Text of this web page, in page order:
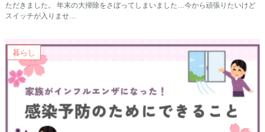
ただきました。 年末の大掃除をさぼってしまいました…今から頑張りたいけど
スイッチが入りませ…
暮らし